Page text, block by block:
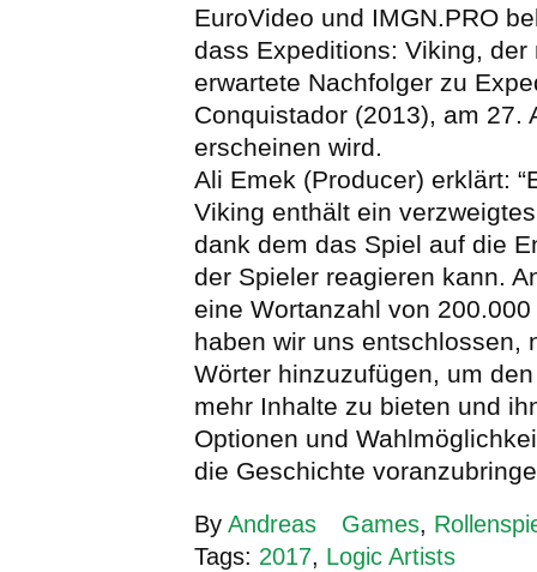
EuroVideo und IMGN.PRO
dass Expeditions: Viking, der
erwartete Nachfolger zu
Conquistador (2013), am 27.
erscheinen wird.
Ali Emek (Producer) erklärt:
Viking enthält ein
dank dem das Spiel auf die
der Spieler reagieren kann.
eine Wortanzahl von
haben wir uns entschlossen,
Wörter hinzuzufügen, um
mehr Inhalte zu bieten und
Optionen und
die Geschichte
By Andreas Games,
Tags: 2017, Logic Artists